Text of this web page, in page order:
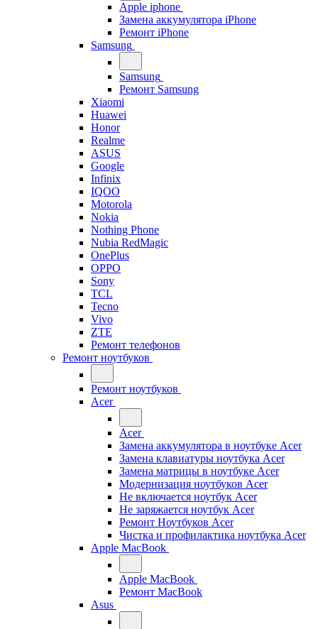
Apple iphone
Замена аккумулятора iPhone
Ремонт iPhone
Samsung
Samsung
Ремонт Samsung
Xiaomi
Huawei
Honor
Realme
ASUS
Google
Infinix
IQOO
Motorola
Nokia
Nothing Phone
Nubia RedMagic
OnePlus
OPPO
Sony
TCL
Tecno
Vivo
ZTE
Ремонт телефонов
Ремонт ноутбуков
Ремонт ноутбуков
Acer
Acer
Замена аккумулятора в ноутбуке Acer
Замена клавиатуры ноутбука Acer
Замена матрицы в ноутбуке Acer
Модернизация ноутбуков Acer
Не включается ноутбук Acer
Не заряжается ноутбук Acer
Ремонт Ноутбуков Acer
Чистка и профилактика ноутбука Acer
Apple MacBook
Apple MacBook
Ремонт MacBook
Asus